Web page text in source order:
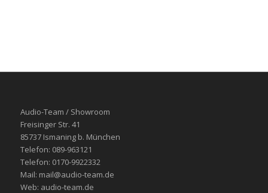
Audio-Team / Showroom
Freisinger Str. 41
85737 Ismaning b. München
Telefon: 089-963121
Telefon: 0170-9922332
Mail: mail@audio-team.de
Web: audio-team.de